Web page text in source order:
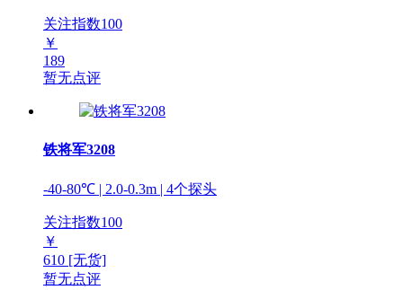
关注指数100
￥
189
暂无点评
铁将军3208
-40-80℃ | 2.0-0.3m | 4个探头
关注指数100
￥
610 [无货]
暂无点评